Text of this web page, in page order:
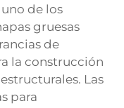
de los
gruesas
de
la construcción
Las
para